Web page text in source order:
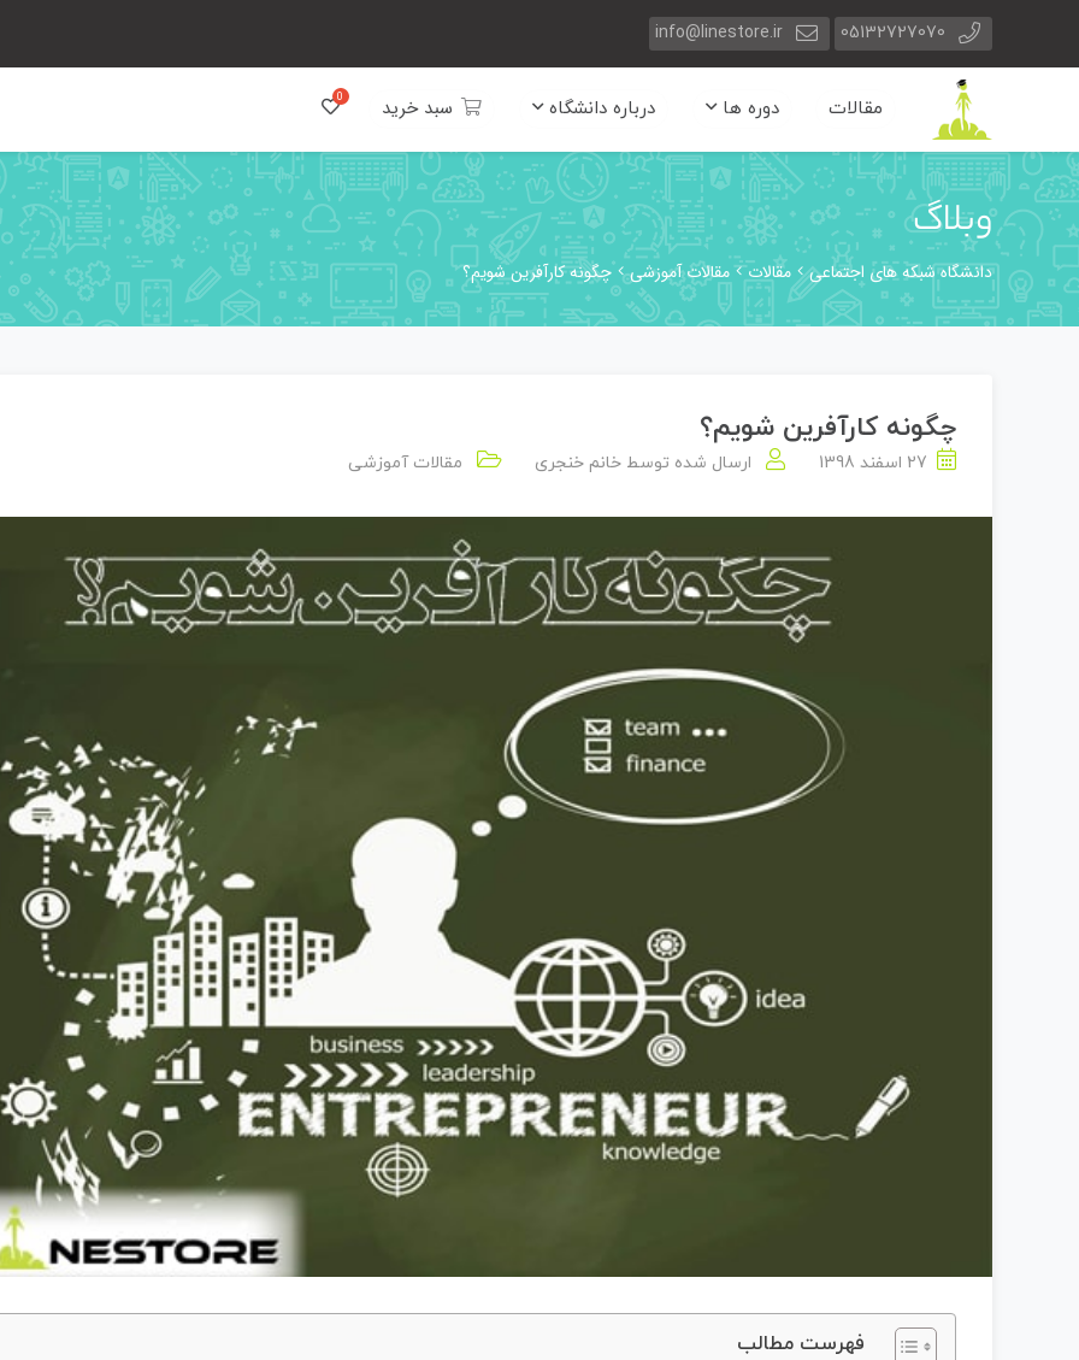
05132727070
info@linestore.ir
مقالات دوره ها درباره دانشگاه سبد خرید
وبلاگ
دانشگاه شبکه های اجتماعی مقالات مقالات آموزشی چگونه کارآفرین شویم؟
چگونه کارآفرین شویم؟
27 اسفند 1398 ارسال شده توسط خانم خنجری مقالات آموزشی
فهرست مطالب